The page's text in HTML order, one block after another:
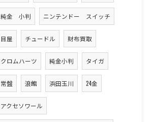
純金 小判 ニンテンドー スイッチ
目屋 チュードル 財布買取
クロムハーツ 純金小判 タイガ
常盤 浪館 浜田玉川 24金
アクセソワール